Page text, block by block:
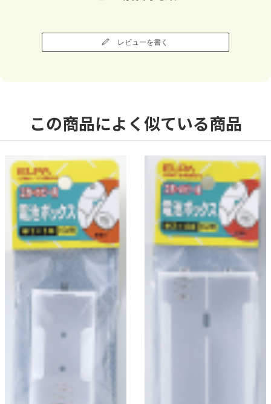
レビューを書く
この商品によく似ている商品